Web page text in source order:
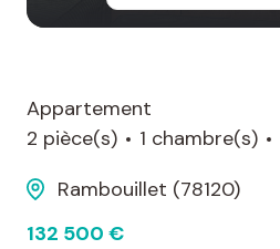
Appartement
2 pièce(s)
1 chambre(s)
Rambouillet (78120)
132 500 €